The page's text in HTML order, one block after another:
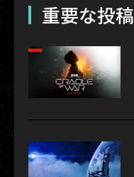
重要な投稿